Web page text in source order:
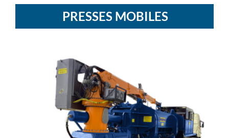
PRESSES MOBILES